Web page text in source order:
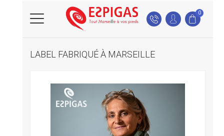
0
LABEL FABRIQUÉ À MARSEILLE